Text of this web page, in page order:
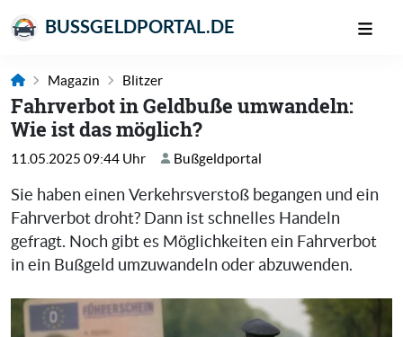
BUSSGELDPORTAL.DE
Magazin Blitzer
Fahrverbot in Geldbuße umwandeln:
Wie ist das möglich?
11.05.2025 09:44 Uhr Bußgeldportal
Sie haben einen Verkehrsverstoß begangen und ein
Fahrverbot droht? Dann ist schnelles Handeln
gefragt. Noch gibt es Möglichkeiten ein Fahrverbot
in ein Bußgeld umzuwandeln oder abzuwenden.